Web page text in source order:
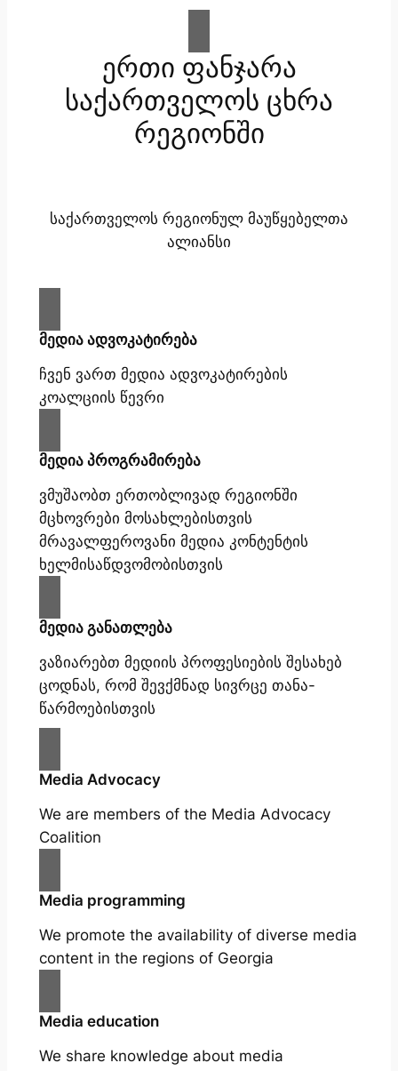
ერთი ფანჯარა
საქართველოს ცხრა
რეგიონში
საქართველოს რეგიონულ მაუწყებელთა
ალიანსი
მედია ადვოკატირება
ჩვენ ვართ მედია ადვოკატირების
კოალციის წევრი
მედია პროგრამირება
ვმუშაობთ ერთობლივად რეგიონში
მცხოვრები მოსახლებისთვის
მრავალფეროვანი მედია კონტენტის
ხელმისაწდვომობისთვის
მედია განათლება
ვაზიარებთ მედიის პროფესიების შესახებ
ცოდნას, რომ შევქმნად სივრცე თანა-
წარმოებისთვის
Media Advocacy
We are members of the Media Advocacy
Coalition
Media programming
We promote the availability of diverse media
content in the regions of Georgia
Media education
We share knowledge about media